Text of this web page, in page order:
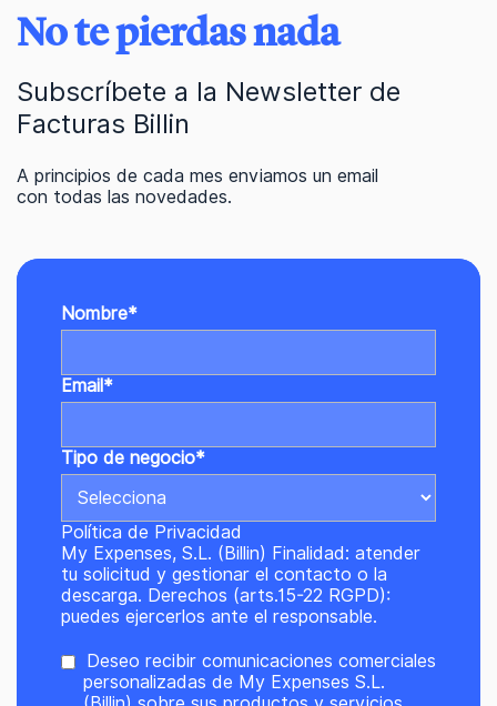
No te pierdas nada
Subscríbete a la Newsletter de
Facturas Billin
A principios de cada mes enviamos un email
con todas las novedades.
Nombre*
Email*
Tipo de negocio*
Política de Privacidad
My Expenses, S.L. (Billin) Finalidad: atender
tu solicitud y gestionar el contacto o la
descarga. Derechos (arts.15-22 RGPD):
puedes ejercerlos ante el responsable.
Deseo recibir comunicaciones comerciales
personalizadas de My Expenses S.L.